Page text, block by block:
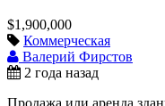
$1,900,000
Коммерческая
Валерий Фирстов
2 года назад
Продажа или аренда